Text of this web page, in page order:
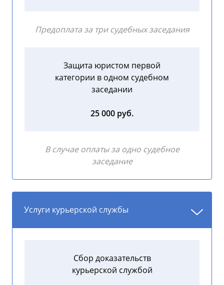
Предоплата за три судебных заседания
Защита юристом первой
категории в одном судебном
заседании
25 000 руб.
В случае оплаты за одно судебное
заседание
Услуги курьерской службы
Сбор доказательств
курьерской службой